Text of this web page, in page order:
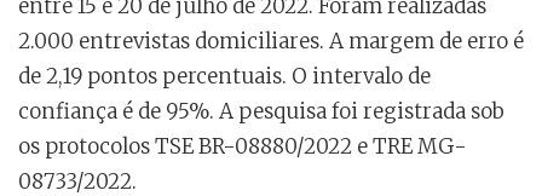
entre 15 e 20 de julho de 2022. Foram realizadas
2.000 entrevistas domiciliares. A margem de erro é
de 2,19 pontos percentuais. O intervalo de
confiança é de 95%. A pesquisa foi registrada sob
os protocolos TSE BR-08880/2022 e TRE MG-
08733/2022.